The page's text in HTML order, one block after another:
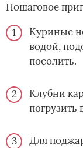
Пошаговое
Куриные
водой,
посолить.
Клубни
Для